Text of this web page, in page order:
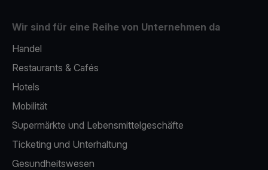
Wir sind für eine Reihe von Unternehmen da
Handel
Restaurants & Cafés
Hotels
Mobilität
Supermärkte und Lebensmittelgeschäfte
Ticketing und Unterhaltung
Gesundheitswesen